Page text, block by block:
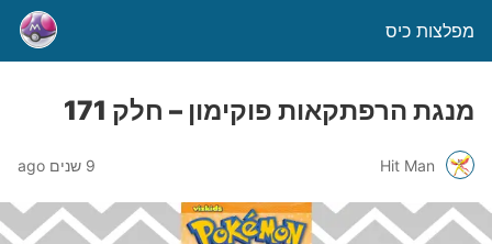
מפלצות כיס
מנגת הרפתקאות פוקימון – חלק 171
Hit Man 9 שנים ago